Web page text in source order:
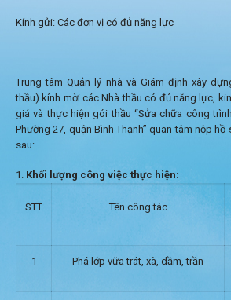
Kính gửi: Các đơn vị có đủ năng lực
Trung tâm Quản lý nhà và Giám định xây
thầu) kính mời các Nhà thầu có đủ năng lực,
giá và thực hiện gói thầu “Sửa chữa công
Phường 27, quận Bình Thạnh” quan tâm nộp
sau:
Khối lượng công việc thực hiện:
STT Tên công tác
1 Phá lớp vữa trát, xà, dầm, trần